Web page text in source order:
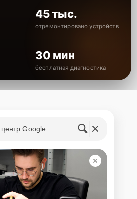
45 тыс.
отремонтировано устройств
30 мин
бесплатная диагностика
Google